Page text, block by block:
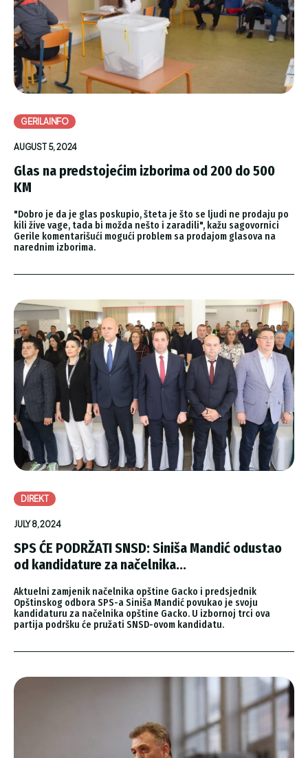
GERILAINFO
AUGUST 5, 2024
Glas na predstojećim izborima od 200 do 500
KM
"Dobro je da je glas poskupio, šteta je što se ljudi ne prodaju po
kili žive vage, tada bi možda nešto i zaradili", kažu sagovornici
Gerile komentarišući mogući problem sa prodajom glasova na
narednim izborima.
DIREKT
JULY 8, 2024
SPS ĆE PODRŽATI SNSD: Siniša Mandić odustao
od kandidature za načelnika...
Aktuelni zamjenik načelnika opštine Gacko i predsjednik
Opštinskog odbora SPS-a Siniša Mandić povukao je svoju
kandidaturu za načelnika opštine Gacko. U izbornoj trci ova
partija podršku će pružati SNSD-ovom kandidatu.